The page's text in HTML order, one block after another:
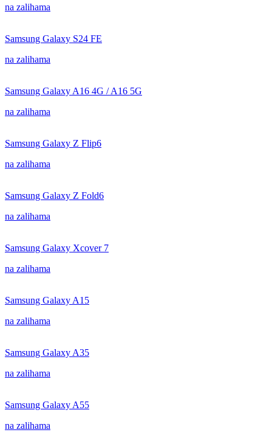
na zalihama
Samsung Galaxy S24 FE
na zalihama
Samsung Galaxy A16 4G / A16 5G
na zalihama
Samsung Galaxy Z Flip6
na zalihama
Samsung Galaxy Z Fold6
na zalihama
Samsung Galaxy Xcover 7
na zalihama
Samsung Galaxy A15
na zalihama
Samsung Galaxy A35
na zalihama
Samsung Galaxy A55
na zalihama